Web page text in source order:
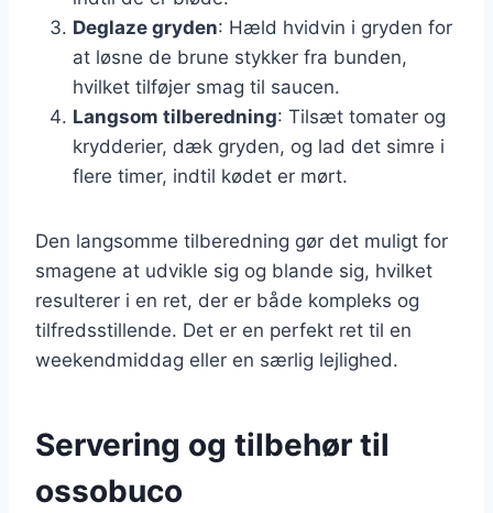
Deglaze gryden: Hæld hvidvin i gryden for
at løsne de brune stykker fra bunden,
hvilket tilføjer smag til saucen.
Langsom tilberedning: Tilsæt tomater og
krydderier, dæk gryden, og lad det simre i
flere timer, indtil kødet er mørt.
Den langsomme tilberedning gør det muligt for
smagene at udvikle sig og blande sig, hvilket
resulterer i en ret, der er både kompleks og
tilfredsstillende. Det er en perfekt ret til en
weekendmiddag eller en særlig lejlighed.
Servering og tilbehør til
ossobuco